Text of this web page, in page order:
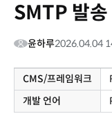
SMTP 발송
윤하루2026.04.04
CMS/프레임워크
개발 언어